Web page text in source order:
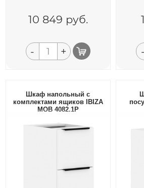
10 849 руб.
- + -
Шкаф напольный с
комплектами ящиков IBIZA
MOB 4082.1P